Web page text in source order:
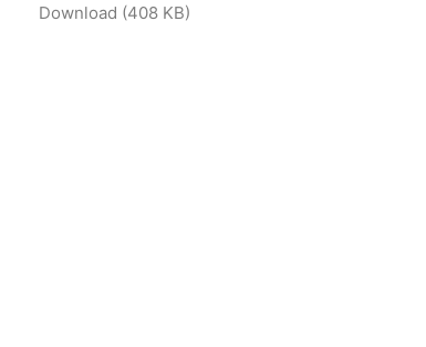
Download (408 KB)